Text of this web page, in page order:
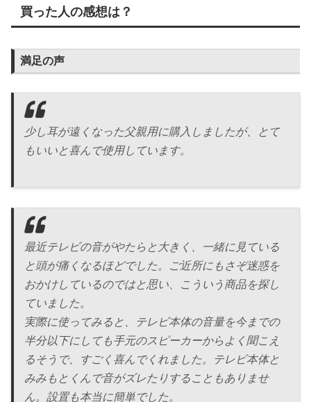
買った人の感想は？
満足の声
少し耳が遠くなった父親用に購入しましたが、とて
もいいと喜んで使用しています。
最近テレビの音がやたらと大きく、一緒に見ている
と頭が痛くなるほどでした。ご近所にもさぞ迷惑を
おかけしているのではと思い、こういう商品を探し
ていました。
実際に使ってみると、テレビ本体の音量を今までの
半分以下にしても手元のスピーカーからよく聞こえ
るそうで、すごく喜んでくれました。テレビ本体と
みみもとくんで音がズレたりすることもありませ
ん。設置も本当に簡単でした。